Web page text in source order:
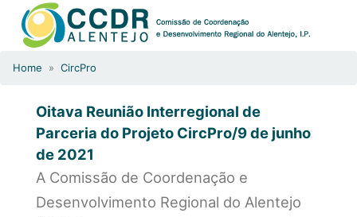
Home » CircPro
Oitava Reunião Interregional de
Parceria do Projeto CircPro/9 de junho
de 2021
A Comissão de Coordenação e
Desenvolvimento Regional do Alentejo